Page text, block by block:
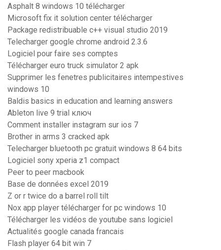
Asphalt 8 windows 10 télécharger
Microsoft fix it solution center télécharger
Package redistribuable c++ visual studio 2019
Telecharger google chrome android 2.3.6
Logiciel pour faire ses comptes
Télécharger euro truck simulator 2 apk
Supprimer les fenetres publicitaires intempestives
windows 10
Baldis basics in education and learning answers
Ableton live 9 trial ключ
Comment installer instagram sur ios 7
Brother in arms 3 cracked apk
Telecharger bluetooth pc gratuit windows 8 64 bits
Logiciel sony xperia z1 compact
Peer to peer macbook
Base de données excel 2019
Z or r twice do a barrel roll tilt
Nox app player télécharger for pc windows 10
Télécharger les vidéos de youtube sans logiciel
Actualités google canada francais
Flash player 64 bit win 7